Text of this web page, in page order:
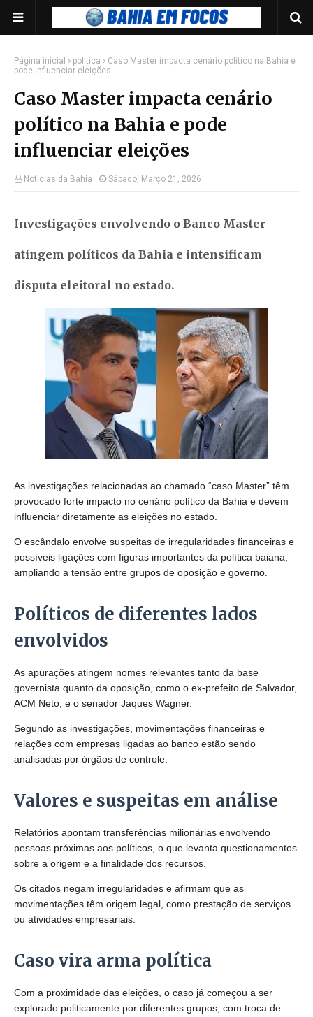
Página inicial política
Caso Master impacta cenário político na Bahia e
pode influenciar eleições
Caso Master impacta cenário
político na Bahia e pode
influenciar eleições
Noticias da Bahia Sábado, Março 21, 2026
Investigações envolvendo o Banco Master
atingem políticos da Bahia e intensificam
disputa eleitoral no estado.
As investigações relacionadas ao chamado “caso Master” têm
provocado forte impacto no cenário político da Bahia e devem
influenciar diretamente as eleições no estado.
O escândalo envolve suspeitas de irregularidades financeiras e
possíveis ligações com figuras importantes da política baiana,
ampliando a tensão entre grupos de oposição e governo.
Políticos de diferentes lados
envolvidos
As apurações atingem nomes relevantes tanto da base
governista quanto da oposição, como o ex-prefeito de Salvador,
ACM Neto, e o senador Jaques Wagner.
Segundo as investigações, movimentações financeiras e
relações com empresas ligadas ao banco estão sendo
analisadas por órgãos de controle.
Valores e suspeitas em análise
Relatórios apontam transferências milionárias envolvendo
pessoas próximas aos políticos, o que levanta questionamentos
sobre a origem e a finalidade dos recursos.
Os citados negam irregularidades e afirmam que as
movimentações têm origem legal, como prestação de serviços
ou atividades empresariais.
Caso vira arma política
Com a proximidade das eleições, o caso já começou a ser
explorado politicamente por diferentes grupos, com troca de